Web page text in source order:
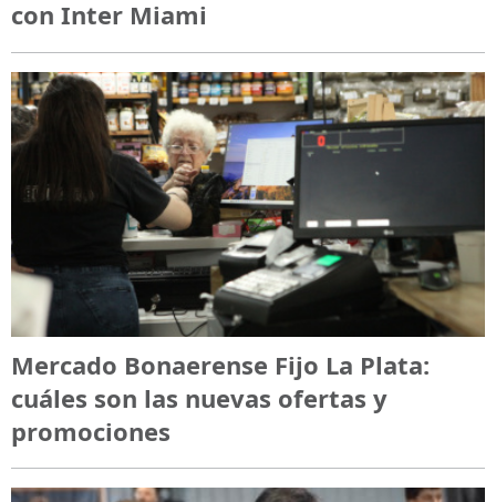
con Inter Miami
Mercado Bonaerense Fijo La Plata:
cuáles son las nuevas ofertas y
promociones